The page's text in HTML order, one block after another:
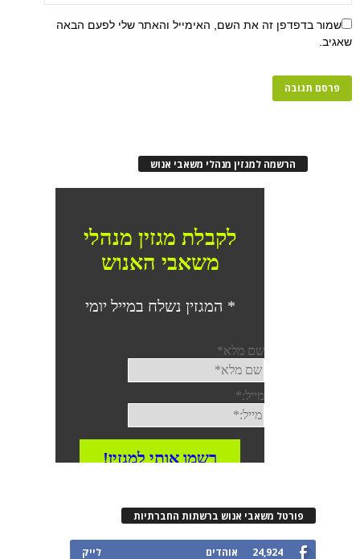
שמור בדפדפן זה את השם, האימייל והאתר שלי לפעם הבאה
שאגיב.
הרשמה למגזין מנהלי משאבי אנוש
פורטל משאבי אנוש ברשתות החברתיות
24,924 אוהדים לייק